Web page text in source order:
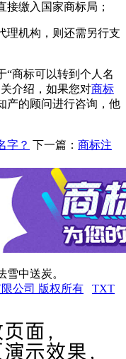
缴入国家商标局；
机构，则还需另行支
商标可以转到个人名
介绍，如果您对商标
产的顾问进行咨询，他
字？ 下一篇： 商标注
中送炭。
公司 版权所有
TXT